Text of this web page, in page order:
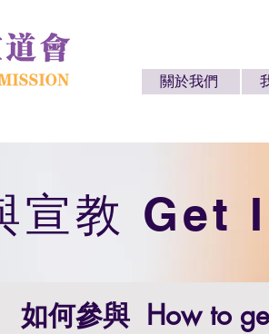
關於我們
宣教 Get
如何參與 How to